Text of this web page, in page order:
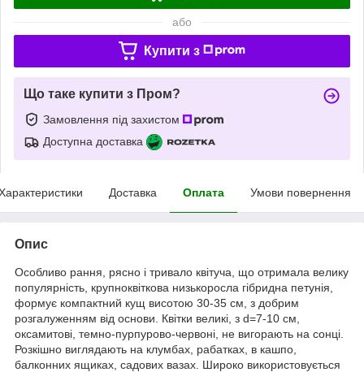
або
Купити з
Що таке купити з Пром?
Замовлення під захистом
Доступна доставка
Доставка Оплата Умови повернення
Опис
Особливо рання, рясно і тривало квітуча, що отримала велику
популярність, крупноквіткова низькоросла гібридна петунія,
формує компактний кущ висотою 30-35 см, з добрим
розгалуженням від основи. Квітки великі, з d=7-10 см,
оксамитові, темно-пурпурово-червоні, не вигорають на сонці.
Розкішно виглядають на клумбах, рабатках, в кашпо,
балконних ящиках, садових вазах. Широко використовується